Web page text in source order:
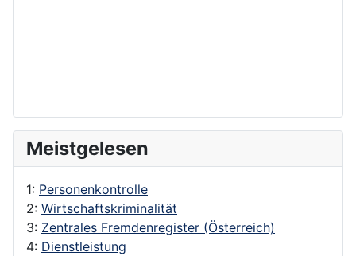
Meistgelesen
1: Personenkontrolle
2: Wirtschaftskriminalität
3: Zentrales Fremdenregister (Österreich)
4: Dienstleistung